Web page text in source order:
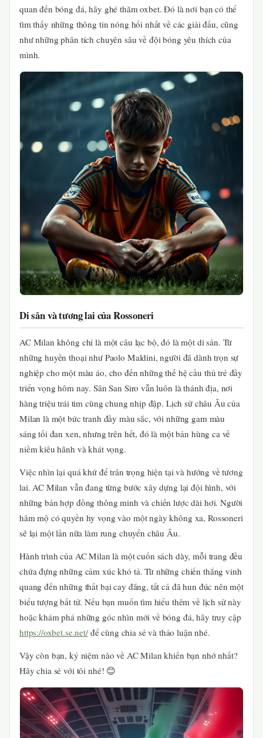
quan đến bóng đá, hãy ghé thăm oxbet. Đó là nơi bạn có thể
tìm thấy những thông tin nóng hổi nhất về các giải đấu, cũng
như những phân tích chuyên sâu về đội bóng yêu thích của
mình.
Di sản và tương lai của Rossoneri
AC Milan không chỉ là một câu lạc bộ, đó là một di sản. Từ
những huyền thoại như Paolo Maldini, người đã dành trọn sự
nghiệp cho một màu áo, cho đến những thế hệ cầu thủ trẻ đầy
triển vọng hôm nay. Sân San Siro vẫn luôn là thánh địa, nơi
hàng triệu trái tim cùng chung nhịp đập. Lịch sử châu Âu của
Milan là một bức tranh đầy màu sắc, với những gam màu
sáng tối đan xen, nhưng trên hết, đó là một bản hùng ca về
niềm kiêu hãnh và khát vọng.
Việc nhìn lại quá khứ để trân trọng hiện tại và hướng về tương
lai. AC Milan vẫn đang từng bước xây dựng lại đội hình, với
những bản hợp đồng thông minh và chiến lược dài hơi. Người
hâm mộ có quyền hy vọng vào một ngày không xa, Rossoneri
sẽ lại một lần nữa làm rung chuyển châu Âu.
Hành trình của AC Milan là một cuốn sách dày, mỗi trang đều
chứa đựng những cảm xúc khó tả. Từ những chiến thắng vinh
quang đến những thất bại cay đắng, tất cả đã hun đúc nên một
biểu tượng bất tử. Nếu bạn muốn tìm hiểu thêm về lịch sử này
hoặc khám phá những góc nhìn mới về bóng đá, hãy truy cập
https://oxbet.se.net/để cùng chia sẻ và thảo luận nhé.
Vậy còn bạn, kỷ niệm nào về AC Milan khiến bạn nhớ nhất?
Hãy chia sẻ với tôi nhé! 😊